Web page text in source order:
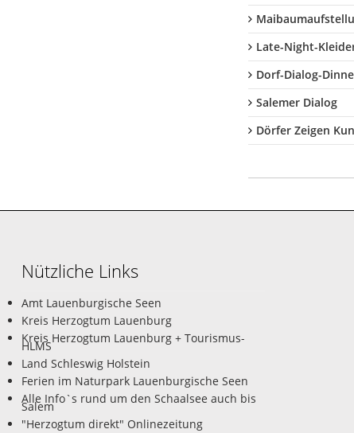
Late-Night-
Dorf-Dialog-
Salemer Dialog
Dörfer Zeigen
Nützliche Links
Amt Lauenburgische Seen
Kreis Herzogtum Lauenburg
Kreis Herzogtum Lauenburg + Tourismus-
HLMS
Land Schleswig Holstein
Ferien im Naturpark Lauenburgische Seen
Alle Info`s rund um den Schaalsee auch bis
Salem
"Herzogtum direkt" Onlinezeitung